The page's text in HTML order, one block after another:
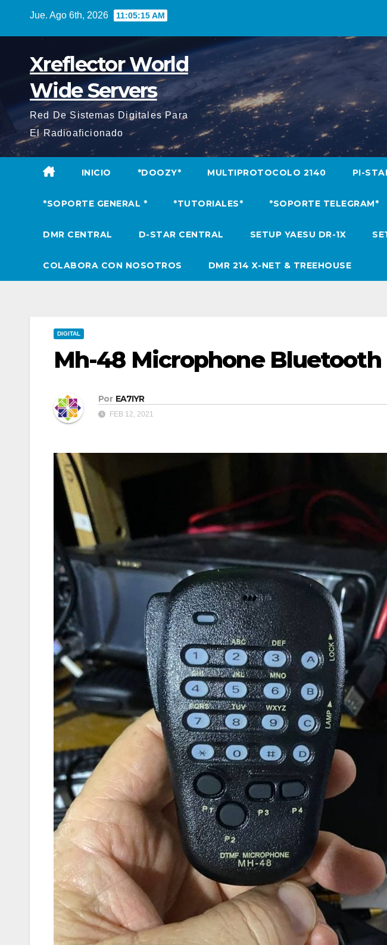
Jue. Ago 6th, 2026 11:05:17 AM
Xreflector World
Wide Servers
Red De Sistemas Digitales Para
El Radioaficionado
INICIO *DOOZY* MULTIPROTOCOLO 2140 PI-
*SOPORTE GENERAL * *TUTORIALES* *SOPORTE TELEGRAM*
DMR CENTRAL D-STAR CENTRAL SETUP YAESU DR-1X
COLABORA CON NOSOTROS DMR 214 X-NET & TREEHOUSE
DIGITAL
Mh-48 Microphone Bluetooth
Por EA7IYR
FEB 12, 2021